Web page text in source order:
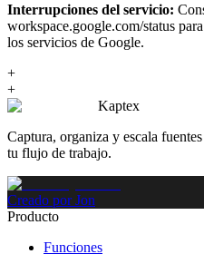
Interrupciones del servicio:
workspace.google.com/status
los servicios de Google.
+
+
Kaptex
Captura, organiza y escala
tu flujo de trabajo.
Creado por Jon
Producto
Funciones